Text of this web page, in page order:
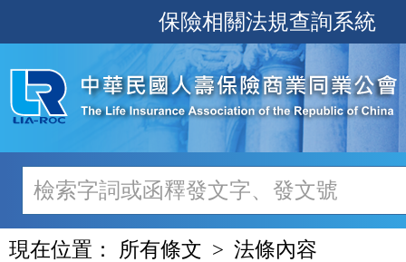
至
主
內
容
保險相關法規查詢系統
現在位置： 所有條文 法條內容